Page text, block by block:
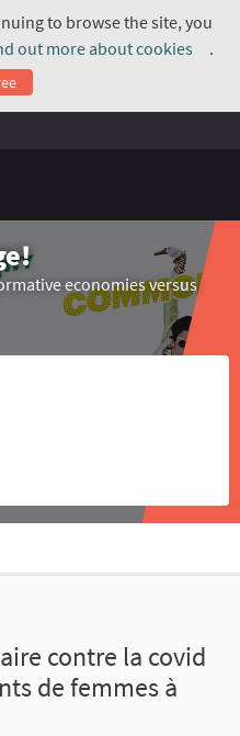
to browse the site, you
out more about cookies
.
economies versus
contre la covid
de femmes à